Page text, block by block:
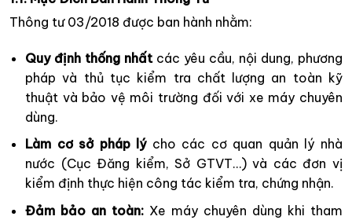
Thông tư 03/2018 được ban hành nhằm:
Quy định thống nhấtcác yêu cầu, nội dung, phương
pháp và thủ tục kiểm tra chất lượng an toàn kỹ
thuật và bảo vệ môi trường đối với xe máy chuyên
dùng.
Làm cơ sở pháp lýcho các cơ quan quản lý nhà
nước (Cục Đăng kiểm, Sở GTVT…) và các đơn vị
kiểm định thực hiện công tác kiểm tra, chứng nhận.
Đảm bảo an toàn: Xe máy chuyên dùng khi tham